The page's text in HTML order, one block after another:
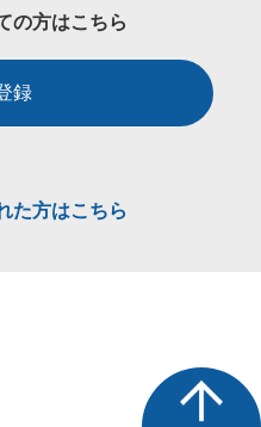
の方はこちら
録
た方はこちら